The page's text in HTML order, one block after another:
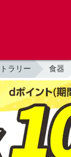
ラリー 食器